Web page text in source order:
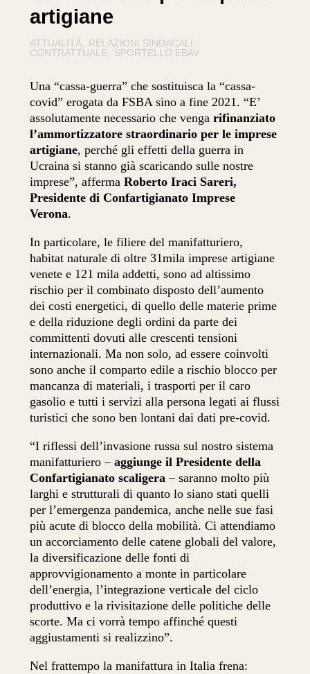
artigiane
ATTUALITÀ
RELAZIONI SINDACALI -
CONTRATTUALE
SPORTELLO EBAV
Una “cassa-guerra” che sostituisca la “cassa-
covid” erogata da FSBA sino a fine 2021. “E’
assolutamente necessario che vengarifinanziato
l’ammortizzatore straordinario per le imprese
artigiane, perché gli effetti della guerra in
Ucraina si stanno già scaricando sulle nostre
imprese”, affermaRoberto Iraci Sareri,
Presidente di Confartigianato Imprese
Verona.
In particolare, le filiere del manifatturiero,
habitat naturale di oltre 31mila imprese artigiane
venete e 121 mila addetti, sono ad altissimo
rischio per il combinato disposto dell’aumento
dei costi energetici, di quello delle materie prime
e della riduzione degli ordini da parte dei
committenti dovuti alle crescenti tensioni
internazionali. Ma non solo, ad essere coinvolti
sono anche il comparto edile a rischio blocco per
mancanza di materiali, i trasporti per il caro
gasolio e tutti i servizi alla persona legati ai flussi
turistici che sono ben lontani dai dati pre-covid.
“I riflessi dell’invasione russa sul nostro sistema
manifatturiero –aggiunge il Presidente della
Confartigianato scaligera – saranno molto più
larghi e strutturali di quanto lo siano stati quelli
per l’emergenza pandemica, anche nelle sue fasi
più acute di blocco della mobilità. Ci attendiamo
un accorciamento delle catene globali del valore,
la diversificazione delle fonti di
approvvigionamento a monte in particolare
dell’energia, l’integrazione verticale del ciclo
produttivo e la rivisitazione delle politiche delle
scorte. Ma ci vorrà tempo affinché questi
aggiustamenti si realizzino”.
Nel frattempo la manifattura in Italia frena: